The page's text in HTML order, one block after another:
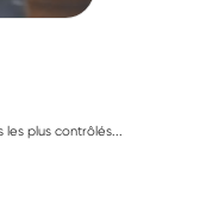
plus contrôlés...